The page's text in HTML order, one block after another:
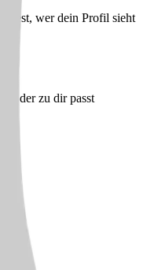
wer dein Profil sieht
der zu dir passt